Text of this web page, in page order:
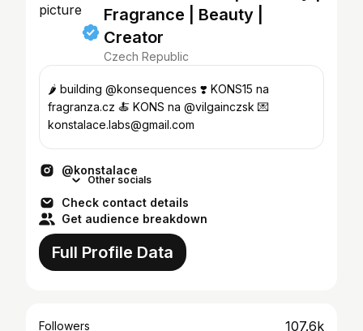
Fragrance | Beauty |
Creator
Czech Republic
🌶️ building @konsequences ❣️ KONS15 na
fragranza.cz 🍝 KONS na @vilgainczsk 💌
konstalace.labs@gmail.com
@konstalace
Other socials
Check contact details
Get audience breakdown
Full Profile Data
Followers 107.6k